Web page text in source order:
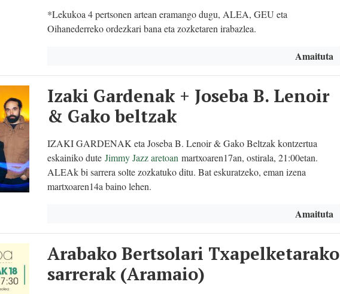
*Lekukoa 4 pertsonen artean eramango dugu, ALEA, GEU eta
Oihanederreko ordezkari bana eta zozketaren irabazlea.
Amaituta
Izaki Gardenak + Joseba B. Lenoir
& Gako beltzak
IZAKI GARDENAK eta Joseba B. Lenoir & Gako Beltzak kontzertua
eskainiko dute Jimmy Jazz aretoanmartxoaren17an, ostirala, 21:00etan.
ALEAk bi sarrera solte zozkatuko ditu. Bat eskuratzeko, eman izena
martxoaren14a baino lehen.
Amaituta
Arabako Bertsolari Txapelketarako
sarrerak (Aramaio)